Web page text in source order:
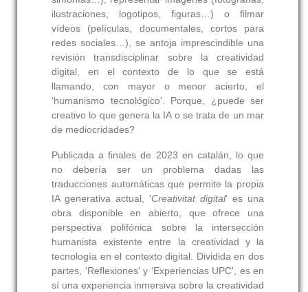
ilustraciones, logotipos, figuras…) o filmar
vídeos (películas, documentales, cortos para
redes sociales…), se antoja imprescindible una
revisión transdisciplinar sobre la creatividad
digital, en el contexto de lo que se está
llamando, con mayor o menor acierto, el
'humanismo tecnológico'. Porque, ¿puede ser
creativo lo que genera la IA o se trata de un mar
de mediocridades?
Publicada a finales de 2023 en catalán, lo que
no debería ser un problema dadas las
traducciones automáticas que permite la propia
IA generativa actual, 'Creativitat digital' es una
obra disponible en abierto, que ofrece una
perspectiva polifónica sobre la intersección
humanista existente entre la creatividad y la
tecnología en el contexto digital. Dividida en dos
partes, 'Reflexiones' y 'Experiencias UPC', es en
sí una experiencia inmersiva sobre la creatividad